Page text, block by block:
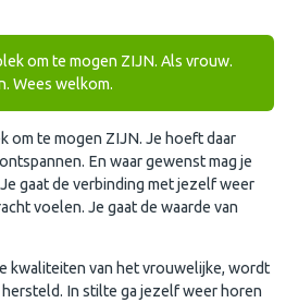
om te mogen ZIJN. Als vrouw.
Wees welkom.
om te mogen ZIJN. Je hoeft daar
En waar gewenst mag je
gaat de verbinding met jezelf weer
voelen. Je gaat de waarde van
kwaliteiten van het vrouwelijke, wordt
In stilte ga jezelf weer horen